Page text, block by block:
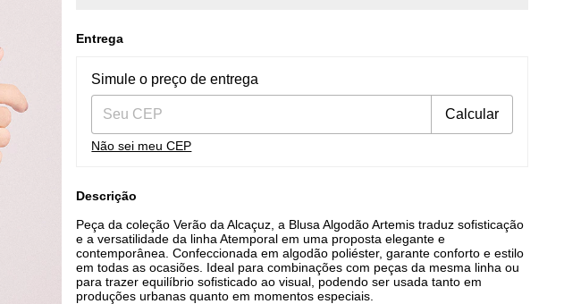
Entrega
Entregas para o CEP:
Simule o preço de entrega
Calcular
Não sei meu CEP
Descrição
Peça da coleção Verão da Alcaçuz, a Blusa Algodão Artemis traduz sofisticação
e a versatilidade da linha Atemporal em uma proposta elegante e
contemporânea. Confeccionada em algodão poliéster, garante conforto e estilo
em todas as ocasiões. Ideal para combinações com peças da mesma linha ou
para trazer equilíbrio sofisticado ao visual, podendo ser usada tanto em
produções urbanas quanto em momentos especiais.